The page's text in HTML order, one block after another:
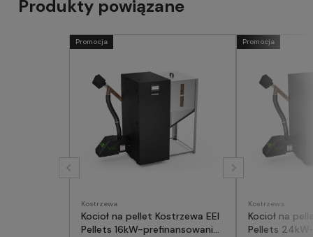
Produkty powiązane
Kostrzewa
Kocioł na pellet Kostrzewa EEI
Pellets 16kW-prefinansowanie
Promocja
Kostrzewa
Kocioł na
Pellets
Promocja